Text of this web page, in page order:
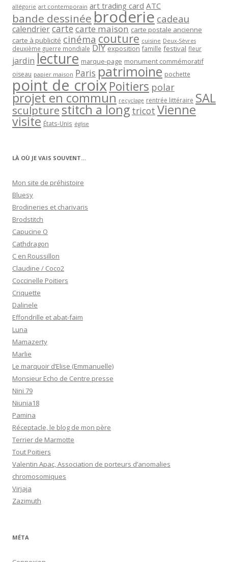
allégorie art contemporain art trading card ATC
bande dessinée broderie cadeau
calendriercartecarte maison carte postale ancienne
carte à publicité cinéma couture cuisine Deux-Sèvres
deuxième guerre mondiale DIY exposition famille festival fleur
jardin lecture marque-page monument commémoratif
oiseau papier maison Paris patrimoine pochette
point de croixPoitiers polar
projet en commun recyclage rentrée littéraire SAL
sculpturestitch a long tricot Vienne
visite États-Unis église
LÀ OÙ JE VAIS SOUVENT…
Mon site de préhistoire
Bluesy
Brodineries et charivaris
Brodstitch
Capucine O
Cathdragon
C en Roussillon
Claudine / Coco2
Coccinelle Poitiers
Criquette
Dalinele
Effondrille et abat-faim
Luna
Mamazerty
Marlie
Le marquoir d’Elise (Emmanuelle)
Monsieur Echo de Centre presse
Nini 79
Niunia18
Pamina
Réceptacle, le blog de mon père
Terrier de Marmotte
Tout Poitiers
Valentin Apac, Association de porteurs d’anomalies
chromosomiques
Virjaja
Zazimuth
MÉTA